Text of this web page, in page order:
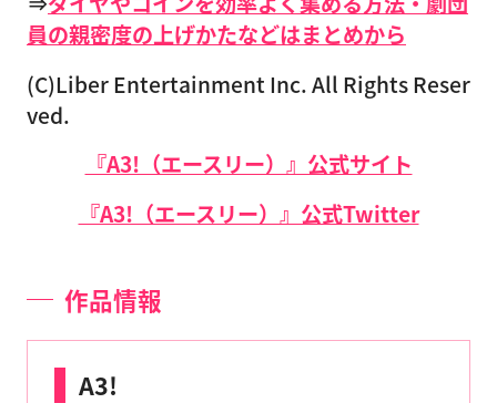
員の親密度の上げかたなどはまとめから
(C)Liber Entertainment Inc. All Rights Reser
ved.
『A3!（エースリー）』公式サイト
『A3!（エースリー）』公式Twitter
作品情報
A3!